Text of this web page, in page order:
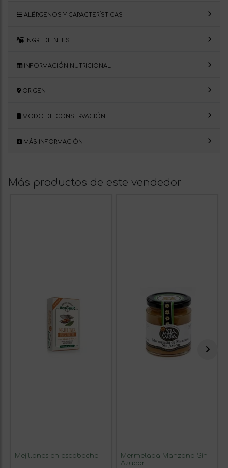
ALÉRGENOS Y CARACTERÍSTICAS
INGREDIENTES
INFORMACIÓN NUTRICIONAL
ORIGEN
MODO DE CONSERVACIÓN
MÁS INFORMACIÓN
Más productos de este vendedor
Mejillones en escabeche
Mermelada Manzana Sin
Azucar